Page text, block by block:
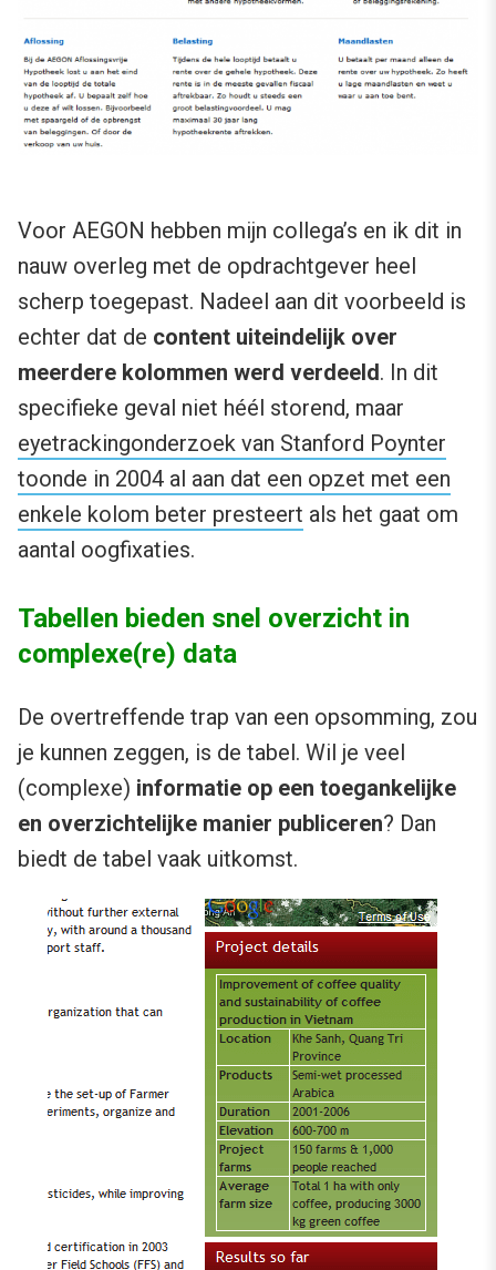
Voor AEGON hebben mijn collega’s en ik dit in
nauw overleg met de opdrachtgever heel
scherp toegepast. Nadeel aan dit voorbeeld is
echter dat de content uiteindelijk over
meerdere kolommen werd verdeeld. In dit
specifieke geval niet héél storend, maar
eyetrackingonderzoek van Stanford Poynter
toonde in 2004 al aan dat een opzet met een
enkele kolom beter presteert als het gaat om
aantal oogfixaties.
Tabellen bieden snel overzicht in
complexe(re) data
De overtreffende trap van een opsomming, zou
je kunnen zeggen, is de tabel. Wil je veel
(complexe) informatie op een toegankelijke
en overzichtelijke manier publiceren? Dan
biedt de tabel vaak uitkomst.